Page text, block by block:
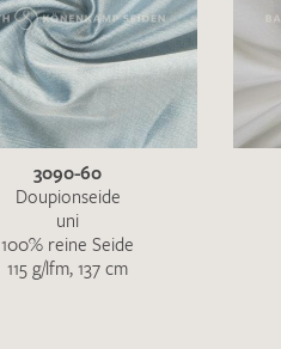
3090-60
Doupionseide
uni
100% reine Seide
115 g/lfm, 137 cm